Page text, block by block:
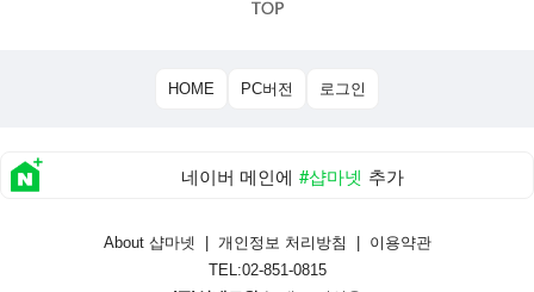
HOME PC버전 로그인
네이버 메인에 #샵마넷 추가
About 샵마넷 개인정보 처리방침
이용약관
TEL:02-851-0815